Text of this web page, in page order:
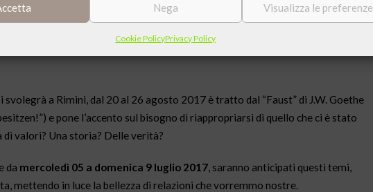
Nega Visualizza le preferenze
Cookie PolicyPrivacy Policy
a Rimini, dal 20 al 26 agosto 2017 è tratto dal “Faust” di J.W. Goethe
e pone l’accento sul bisogno di riappropriarsi di quello che ci è stato
di valori? Una storia? Delle verità?
da mercoledì 05 a domenica 9 luglio 2017, saranno anticipati questi temi,
mettendo in luce la bellezza di relazioni che vorremmo nostre.